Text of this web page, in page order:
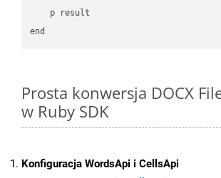
    p result
Prosta konwersja DOCX
w Ruby SDK
Konfiguracja WordsApi i CellsApi